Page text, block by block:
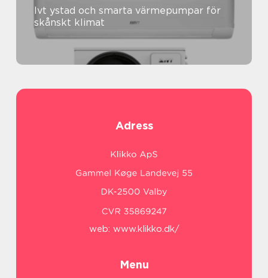
Ivt ystad och smarta värmepumpar för
skånskt klimat
Adress
web: www.klikko.dk/
Menu